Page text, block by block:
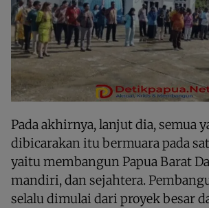
Pada akhirnya, lanjut dia, semua
dibicarakan itu bermuara pada
yaitu membangun Papua Barat
mandiri, dan sejahtera.
selalu dimulai dari proyek besar